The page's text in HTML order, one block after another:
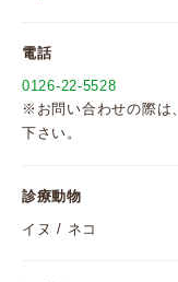
電話
0126-22-5528
※お問い合わせの際は
下さい。
診療動物
イヌ / ネコ